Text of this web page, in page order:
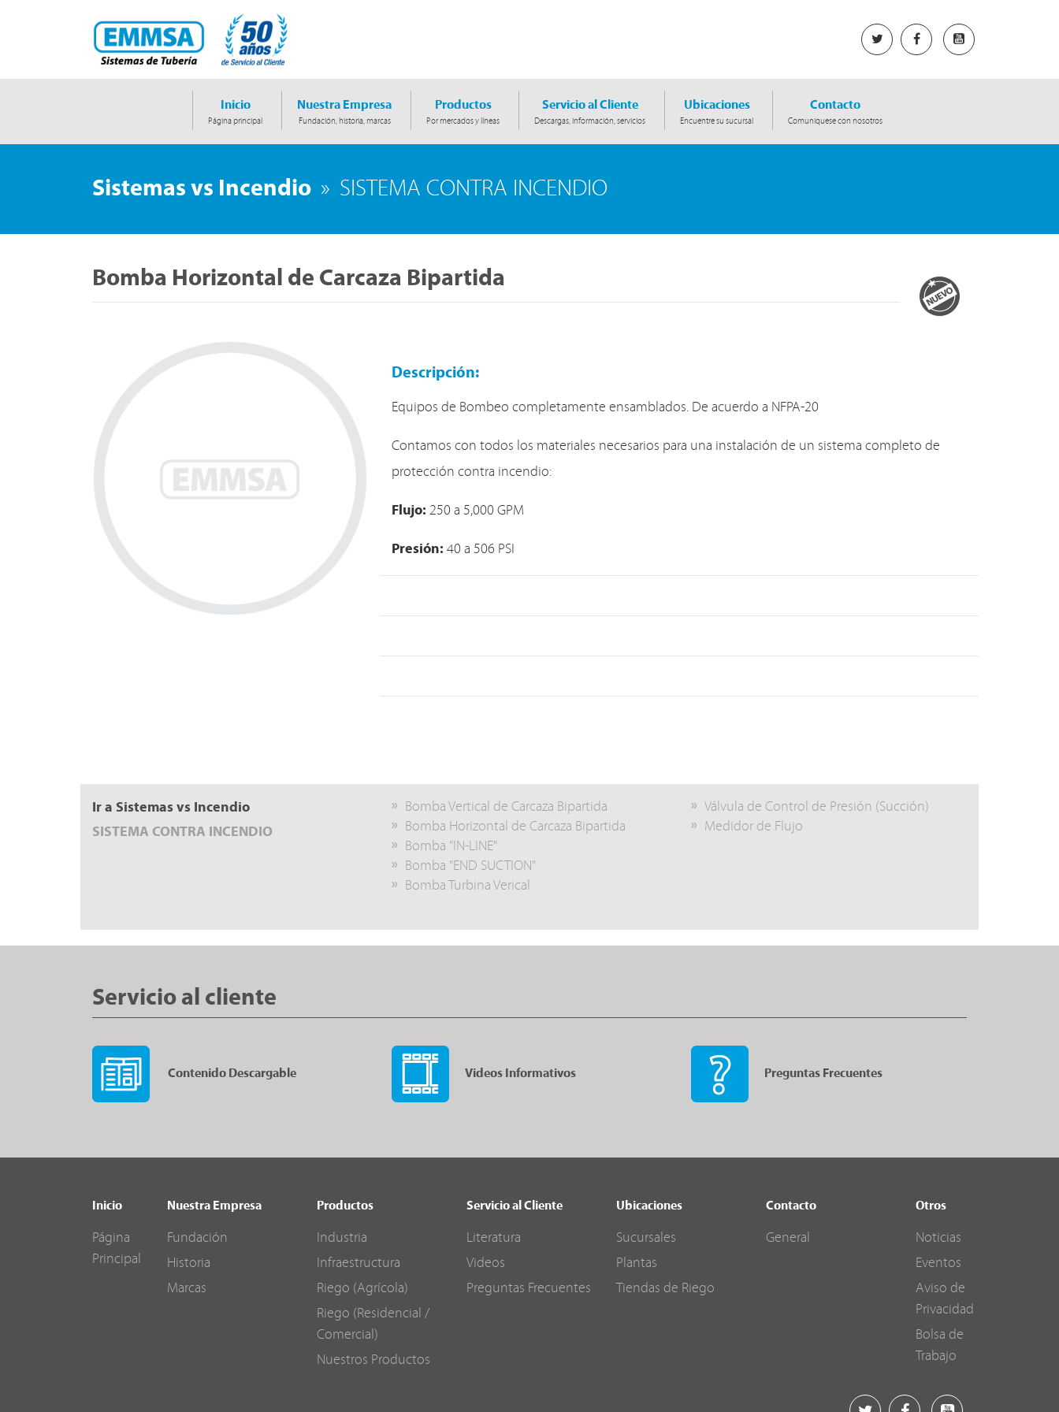
Inicio
Página principal
Nuestra Empresa
Fundación, historia, marcas
Productos
Por mercados y líneas
Servicio al Cliente
Descargas, información, servicios
Ubicaciones
Encuentre su sucursal
Contacto
Comuniquese con nosotros
Sistemas vs Incendio » SISTEMA CONTRA INCENDIO
Bomba Horizontal de Carcaza Bipartida
Descripción:
Equipos de Bombeo completamente ensamblados. De acuerdo a NFPA-20
Contamos con todos los materiales necesarios para una instalación de un sistema completo de
protección contra incendio:
Flujo: 250 a 5,000 GPM
Presión: 40 a 506 PSI
Ir a Sistemas vs Incendio
SISTEMA CONTRA INCENDIO
Bomba Vertical de Carcaza Bipartida
Bomba Horizontal de Carcaza Bipartida
Bomba "IN-LINE"
Bomba "END SUCTION"
Bomba Turbina Verical
Válvula de Control de Presión (Succión)
Medidor de Flujo
Servicio al cliente
Contenido Descargable Videos Informativos Preguntas Frecuentes
Inicio
Página
Principal
Nuestra Empresa
Fundación
Historia
Marcas
Productos
Industria
Infraestructura
Riego (Agrícola)
Riego (Residencial /
Comercial)
Nuestros Productos
Servicio al Cliente
Literatura
Videos
Preguntas Frecuentes
Ubicaciones
Sucursales
Plantas
Tiendas de Riego
Contacto
General
Otros
Noticias
Eventos
Aviso de
Privacidad
Bolsa de
Trabajo